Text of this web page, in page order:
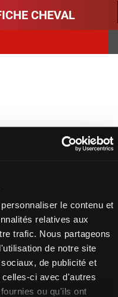
le contenu et
relatives aux
trafic. Nous partageons
de notre site
de publicité et
ci avec d'autres
ou qu'ils ont
CHEVAL